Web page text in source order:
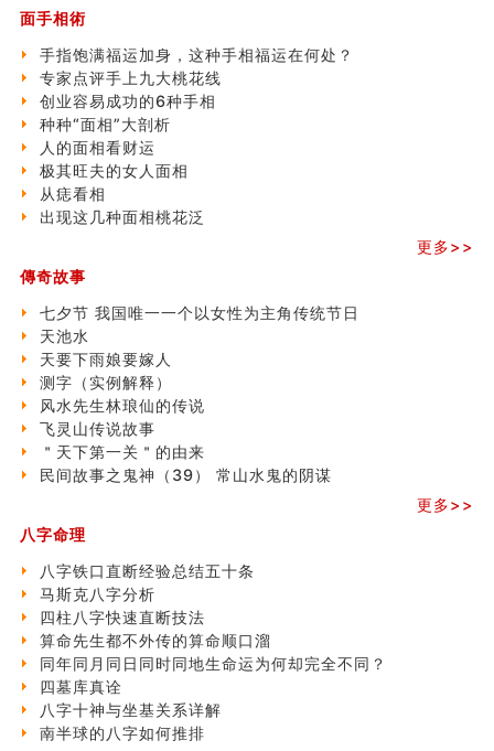
精选1000个五行属火的字
刘燮鈞讲人相 手纹与命运(二)
商铺如何摆放物品催财招财
极其旺夫的女人面相
家居常見風水形煞及化解方法 (二)
居家風水懶人包！房子煞氣怎麼看？風水禁忌有哪些？有
這樣風水的房子別�
南半球的八字如何推排
玄空本义(六)
风水先生林琅仙的传说
姓名陰陽配置的凶吉
六爻測住宅風水 (四)
玄空本义 (五)
财务办公室风水布局
精选1500个五行属木的字
玄空本义 (四)
八字算命：女命八字里日坐伤官克夫？
六爻算卦：我俩之间是否还命中有未尽的缘分？
清朝慈禧太后命造 (名人八字淺析七）
飞灵山传说故事
命理解说：想请问什么时候能够遇到姻缘结婚？
商舖選址的風水講究 (下)
吉凶神跳上大运时的断法【四柱技巧】
家居常見風水形煞及化解方法 (一)
刘燮鈞讲人相 手纹与命运(一)
玄空本义 (二)
大門風水五大禁忌！大門風水擺設？門中門風水解方？
面手相術
手指饱满福运加身，这种手相福运在何处？
专家点评手上九大桃花线
创业容易成功的6种手相
种种“面相”大剖析
人的面相看财运
极其旺夫的女人面相
从痣看相
出现这几种面相桃花泛
更多>>
傳奇故事
七夕节 我国唯一一个以女性为主角传统节日
天池水
天要下雨娘要嫁人
测字（实例解释）
风水先生林琅仙的传说
飞灵山传说故事
＂天下第一关＂的由来
民间故事之鬼神（39） 常山水鬼的阴谋
更多>>
八字命理
八字铁口直断经验总结五十条
马斯克八字分析
四柱八字快速直断技法
算命先生都不外传的算命顺口溜
同年同月同日同时同地生命运为何却完全不同？
四墓库真诠
八字十神与坐基关系详解
南半球的八字如何推排